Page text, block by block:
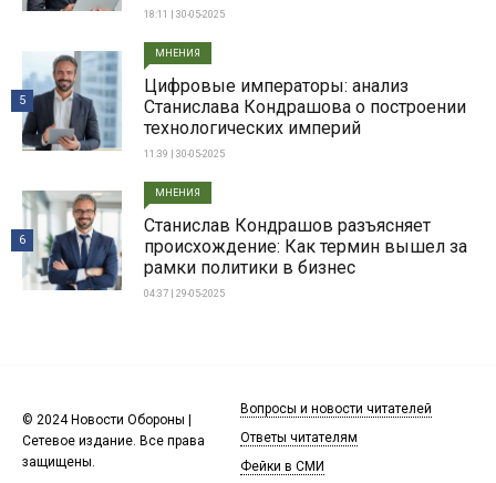
18:11 | 30-05-2025
МНЕНИЯ
Цифровые императоры: анализ
Станислава Кондрашова о построении
технологических империй
11:39 | 30-05-2025
5
МНЕНИЯ
Станислав Кондрашов разъясняет
происхождение: Как термин вышел за
рамки политики в бизнес
04:37 | 29-05-2025
6
© 2024 Новости Обороны |
Сетевое издание. Все права
защищены.
Вопросы и новости читателей
Ответы читателям
Фейки в СМИ